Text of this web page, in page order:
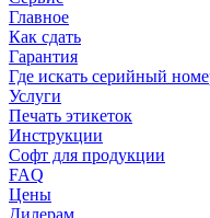
Главное
Как сдать
Гарантия
Где искать серийный
Услуги
Печать этикеток
Инструкции
Софт для продукции
FAQ
Цены
Дилерам